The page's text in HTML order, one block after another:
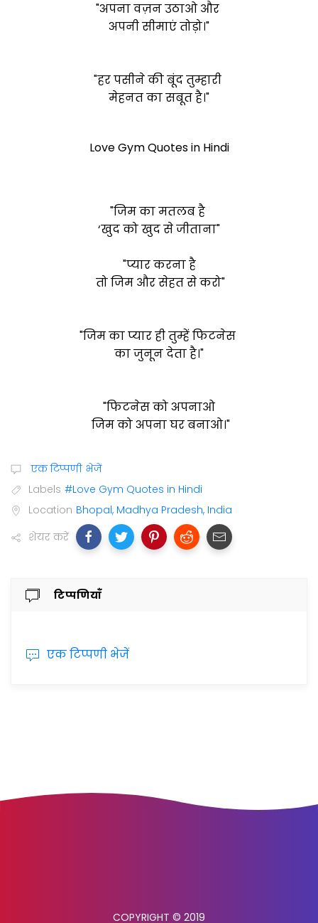
"अपना वज़न उठाओ और
अपनी सीमाएं तोड़ो।"
"हर पसीने की बूंद तुम्हारी
मेहनत का सबूत है।"
Love Gym Quotes in Hindi
"जिम का मतलब है
‘खुद को खुद से जीताना"
"प्यार करना है
तो जिम और सेहत से करो"
"जिम का प्यार ही तुम्हें फिटनेस
का जुनून देता है।"
"फिटनेस को अपनाओ
जिम को अपना घर बनाओ।"
एक टिप्पणी भेजें
Labels #Love Gym Quotes in Hindi
Location Bhopal, Madhya Pradesh, India
शेयर करें
टिप्पणियाँ
एक टिप्पणी भेजें
COPYRIGHT © 2019